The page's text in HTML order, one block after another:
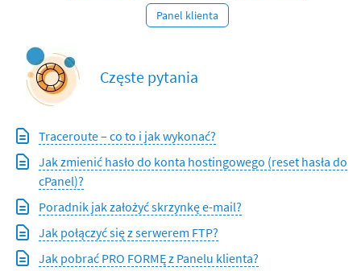
Panel klienta
Częste pytania
Traceroute – co to i jak wykonać?
Jak zmienić hasło do konta hostingowego (reset hasła do
cPanel)?
Poradnik jak założyć skrzynkę e-mail?
Jak połączyć się z serwerem FTP?
Jak pobrać PRO FORMĘ z Panelu klienta?